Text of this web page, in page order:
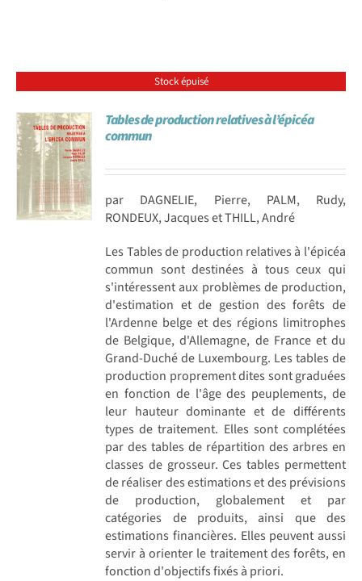
Stock épuisé
Tables de production relatives à l’épicéa
commun
par DAGNELIE, Pierre, PALM, Rudy,
RONDEUX, Jacques et THILL, André
Les Tables de production relatives à l'épicéa
commun sont destinées à tous ceux qui
s'intéressent aux problèmes de production,
d'estimation et de gestion des forêts de
l'Ardenne belge et des régions limitrophes
de Belgique, d'Allemagne, de France et du
Grand-Duché de Luxembourg. Les tables de
production proprement dites sont graduées
en fonction de l'âge des peuplements, de
leur hauteur dominante et de différents
types de traitement. Elles sont complétées
par des tables de répartition des arbres en
classes de grosseur. Ces tables permettent
de réaliser des estimations et des prévisions
de production, globalement et par
catégories de produits, ainsi que des
estimations financières. Elles peuvent aussi
servir à orienter le traitement des forêts, en
fonction d'objectifs fixés à priori.